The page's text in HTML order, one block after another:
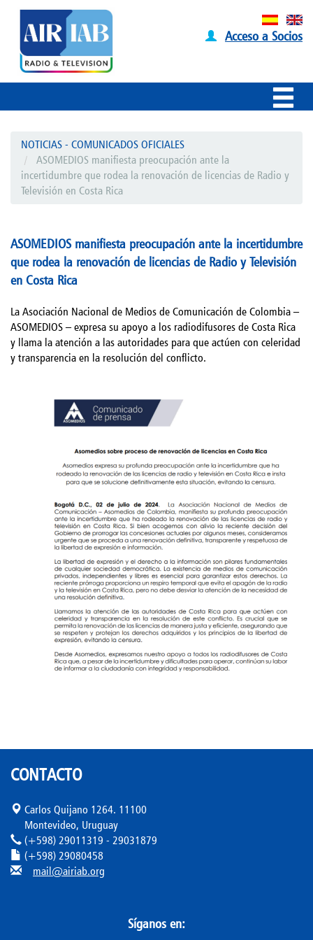
Acceso a Socios
NOTICIAS - COMUNICADOS OFICIALES
ASOMEDIOS manifiesta preocupación ante la
incertidumbre que rodea la renovación de licencias de Radio y
Televisión en Costa Rica
ASOMEDIOS manifiesta preocupación ante la incertidumbre
que rodea la renovación de licencias de Radio y Televisión
en Costa Rica
La Asociación Nacional de Medios de Comunicación de Colombia –
ASOMEDIOS – expresa su apoyo a los radiodifusores de Costa Rica
y llama la atención a las autoridades para que actúen con celeridad
y transparencia en la resolución del conflicto.
CONTACTO
Carlos Quijano 1264. 11100
Montevideo, Uruguay
(+598) 29011319 - 29031879
(+598) 29080458
mail@airiab.org
Síganos en: